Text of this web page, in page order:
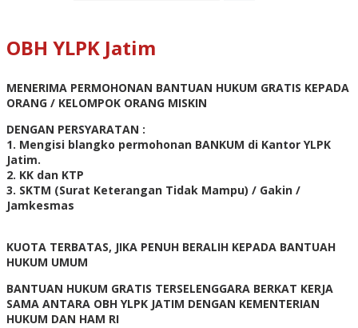
OBH YLPK Jatim
MENERIMA PERMOHONAN BANTUAN HUKUM GRATIS KEPADA
ORANG / KELOMPOK ORANG MISKIN
DENGAN PERSYARATAN :
1. Mengisi blangko permohonan BANKUM di Kantor YLPK
Jatim.
2. KK dan KTP
3. SKTM (Surat Keterangan Tidak Mampu) / Gakin /
Jamkesmas
KUOTA TERBATAS, JIKA PENUH BERALIH KEPADA BANTUAH
HUKUM UMUM
BANTUAN HUKUM GRATIS TERSELENGGARA BERKAT KERJA
SAMA ANTARA OBH YLPK JATIM DENGAN KEMENTERIAN
HUKUM DAN HAM RI